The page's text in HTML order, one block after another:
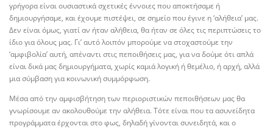
γρήγορα είναι ουσιαστικά σχετικές έννοιες που αποκτήσαμε ή
δημιουργήσαμε, και έχουμε πιστέψει, σε σημείο που έγινε η ‘αλήθεια’ μας.
Δεν είναι όμως, γιατί αν ήταν αλήθεια, θα ήταν σε όλες τις περιπτώσεις το
ίδιο για όλους μας. Γι’ αυτό λοιπόν μπορούμε να στοχαστούμε την
‘αμφιβολία’ αυτή, απέναντι στις πεποιθήσεις μας, για να δούμε ότι απλά
είναι δικά μας δημιουργήματα, χωρίς καμιά λογική ή θεμέλιο, ή αρχή, αλλά
μια σύμβαση για κοινωνική συμμόρφωση.
Μέσα από την αμφισβήτηση των περιοριστικών πεποιθήσεων μας θα
γνωρίσουμε αν ακολουθούμε την αλήθεια. Τότε είναι που τα ασυνείδητα
προγράμματα έρχονται στο φως, δηλαδή γίνονται συνειδητά, και ο